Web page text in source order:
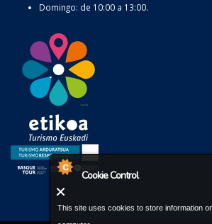
Cookie Control
This site uses cookies to store information
Domingo: de 10:00 a 13:00.